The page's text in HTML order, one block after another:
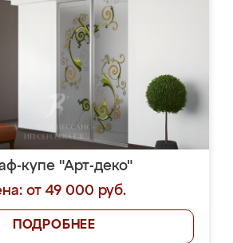
купе "Арт-деко"
от 49 000 руб.
ПОДРОБНЕЕ